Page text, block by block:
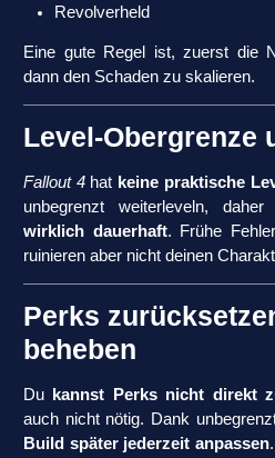
Revolverheld
Eine gute Regel ist, zuerst die
dann den Schaden zu skalieren.
Level-Obergrenze
Fallout 4 hat keine praktische
unbegrenzt weiterleveln,
wirklich dauerhaft. Frühe
ruinieren aber nicht deinen
Perks
beheben
Du kannst Perks nicht direkt
auch nicht nötig. Dank
Build später jederzeit anpassen